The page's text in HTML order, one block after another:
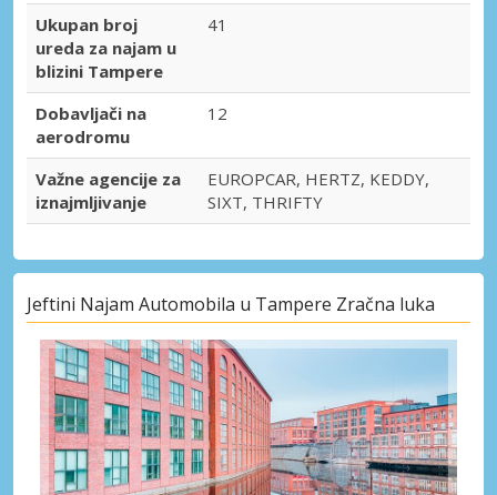
Ukupan broj
ureda za najam u
blizini Tampere
41
Dobavljači na
aerodromu
12
Važne agencije za
iznajmljivanje
EUROPCAR, HERTZ, KEDDY,
SIXT, THRIFTY
Jeftini Najam Automobila u Tampere Zračna luka